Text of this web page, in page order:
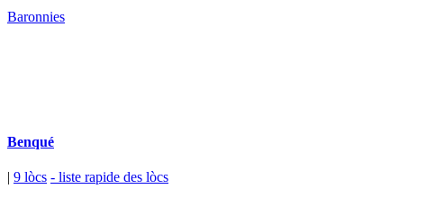
Baronnies
Benqué
| 9 lòcs - liste rapide des lòcs